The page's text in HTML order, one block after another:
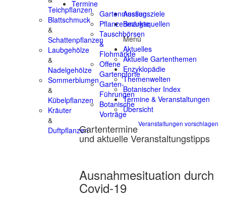
Teichpflanzen
Blattschmuck
&
Schattenpflanzen
Laubgehölze
&
Nadelgehölze
Sommerblumen
&
Kübelpflanzen
Kräuter
&
Duftpflanzen
Termine
Gartenmessen
Pflanzenmärkte
Tauschbörsen
&
Flohmärkte
Offene
Gartenpforte
Garten-
Führungen
Botanische
Vorträge
Veranstaltungen vorschlagen
Gartentermine
und aktuelle Veranstaltungstipps
Ausnahmesituation durch
Covid-19
Ausflugsziele
Bezugsquellen
Menü
Aktuelles
Aktuelle Gartenthemen
Enzyklopädie
Themenwelten
Botanischer Index
Termine & Veranstaltungen
Übersicht